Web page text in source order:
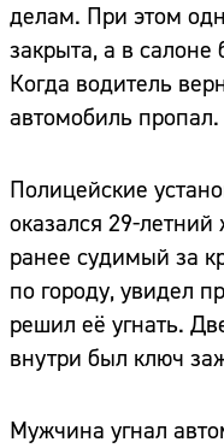
делам. При этом
закрыта, а в
Когда водитель
автомобиль пропал.
Полицейские
оказался 29-летний
ранее судимый за
по городу, увидел
решил её угнать.
внутри был ключ
Мужчина угнал